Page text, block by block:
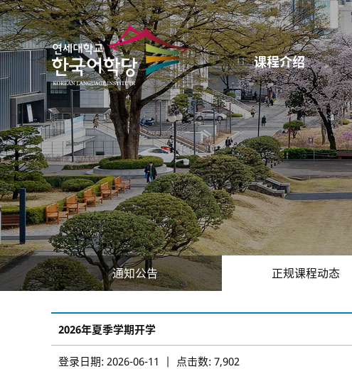
课程介绍
通知公告 正规课程动态
2026年夏季学期开学
登录日期: 2026-06-11 | 点击数: 7,902